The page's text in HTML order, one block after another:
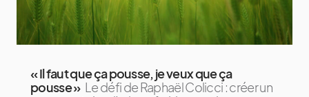
« Il faut que ça pousse, je veux que ça
pousse » Le défi de Raphaël Colicci : créer un